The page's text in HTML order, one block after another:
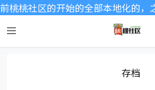
桃桃社区的开始的全部本地化的，
存档